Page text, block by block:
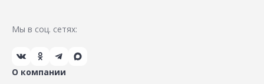
Мы в соц. сетях:
О компании